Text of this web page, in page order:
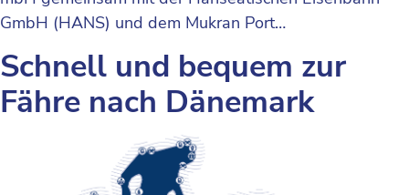
GmbH (HANS) und dem Mukran Port…
Schnell und bequem zur
Fähre nach Dänemark